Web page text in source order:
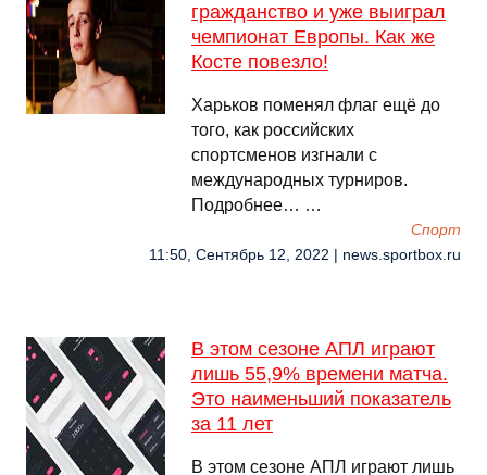
гражданство и уже выиграл
чемпионат Европы. Как же
Косте повезло!
Харьков поменял флаг ещё до
того, как российских
спортсменов изгнали с
международных турниров.
Подробнее… …
Спорт
11:50, Сентябрь 12, 2022 | news.sportbox.ru
В этом сезоне АПЛ играют
лишь 55,9% времени матча.
Это наименьший показатель
за 11 лет
В этом сезоне АПЛ играют лишь